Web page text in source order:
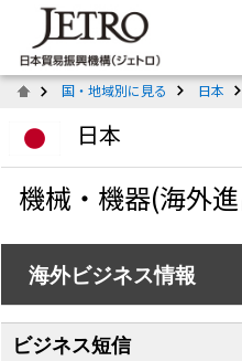
国・地域別に見る 日本
日本
機械・機器(海外
海外ビジネス情報
ビジネス短信